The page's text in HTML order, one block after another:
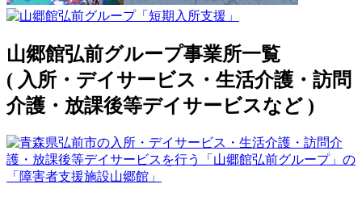
山郷館弘前グループ事業所一覧
( 入所・デイサービス・生活介護・訪問
介護・放課後等デイサービスなど )